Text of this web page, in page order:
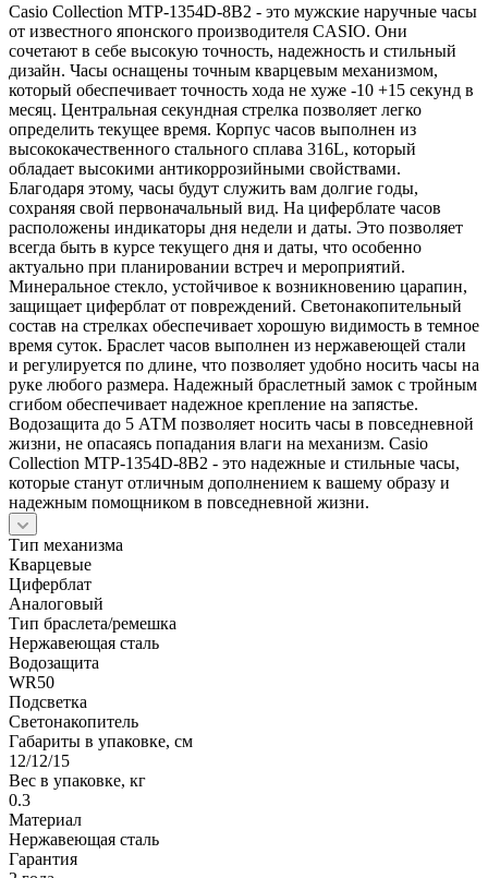
Casio Collection MTP-1354D-8B2 - это мужские наручные часы
от известного японского производителя CASIO. Они
сочетают в себе высокую точность, надежность и стильный
дизайн. Часы оснащены точным кварцевым механизмом,
который обеспечивает точность хода не хуже -10 +15 секунд в
месяц. Центральная секундная стрелка позволяет легко
определить текущее время. Корпус часов выполнен из
высококачественного стального сплава 316L, который
обладает высокими антикоррозийными свойствами.
Благодаря этому, часы будут служить вам долгие годы,
сохраняя свой первоначальный вид. На циферблате часов
расположены индикаторы дня недели и даты. Это позволяет
всегда быть в курсе текущего дня и даты, что особенно
актуально при планировании встреч и мероприятий.
Минеральное стекло, устойчивое к возникновению царапин,
защищает циферблат от повреждений. Светонакопительный
состав на стрелках обеспечивает хорошую видимость в темное
время суток. Браслет часов выполнен из нержавеющей стали
и регулируется по длине, что позволяет удобно носить часы на
руке любого размера. Надежный браслетный замок с тройным
сгибом обеспечивает надежное крепление на запястье.
Водозащита до 5 АТМ позволяет носить часы в повседневной
жизни, не опасаясь попадания влаги на механизм. Casio
Collection MTP-1354D-8B2 - это надежные и стильные часы,
которые станут отличным дополнением к вашему образу и
надежным помощником в повседневной жизни.
Тип механизма
Кварцевые
Циферблат
Аналоговый
Тип браслета/ремешка
Нержавеющая сталь
Водозащита
WR50
Подсветка
Светонакопитель
Габариты в упаковке, см
12/12/15
Вес в упаковке, кг
0.3
Материал
Нержавеющая сталь
Гарантия